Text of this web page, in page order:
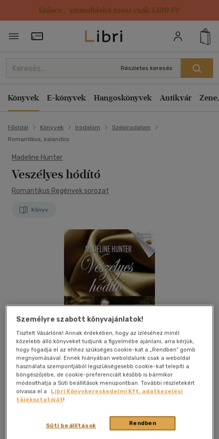
Kulacs / strandtáska most csak 1499 Ft!
Törzsvásárlói Kártya adatai
Részletes keresés
Könyvek E-könyvek Hangoskönyvek Antikvár
Főoldal Könyvek Irodalom
Szépirodalom
Romantikus, kalandos
Madeline Hunter
Veszélyes hódító
Romantikus Regények sorozat
Könyv
Kívánságlistához adom
magyar nyelvű|keménytábla,
Személyre szabott könyvajánlatok!
Tisztelt Vásárlónk! Annak érdekében, hogy az ízléséhez minél
közelebb álló könyveket tudjunk a figyelmébe ajánlani, arra kérjük,
hogy fogadja el az ehhez szükséges cookie-kat a „Rendben” gomb
megnyomásával. Ennek hiányában weboldalunk csak a weboldal
használata szempontjából legszükségesebb cookie-kat telepíti a
böngészőjébe, de cookie-preferenciáit később is bármikor
módosíthatja a Süti beállítások menüpontban. További részletekért
olvassa el a
Libri Könyvkereskedelmi Kft. adatkezelési
tájékoztatóját!
Rendben
Süti beállítások